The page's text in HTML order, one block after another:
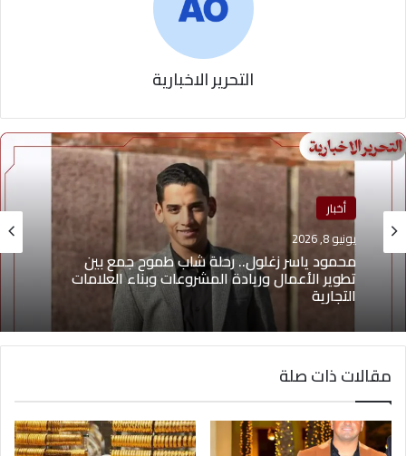
التحرير الاخبارية
أخبار
يونيو 8, 2026
محمود ياسر زغلول.. رحلة شاب طموح جمع بين
تطوير الأعمال وريادة المشروعات وبناء العلامات
التجارية
مقالات ذات صلة